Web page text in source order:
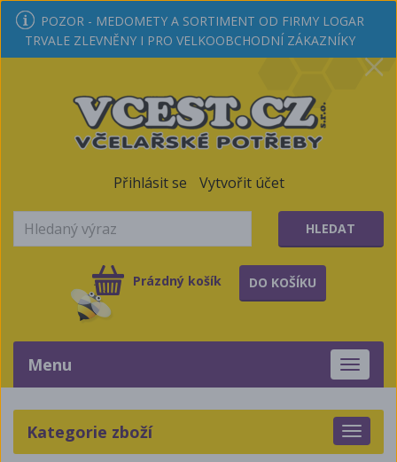
POZOR - MEDOMETY A SORTIMENT OD FIRMY LOGAR
TRVALE ZLEVNĚNY I PRO VELKOOBCHODNÍ ZÁKAZNÍKY
Přihlásit se Vytvořit účet
HLEDAT
Prázdný košík DO KOŠÍKU
Toggle
Menu
Toggle
Kategorie zboží